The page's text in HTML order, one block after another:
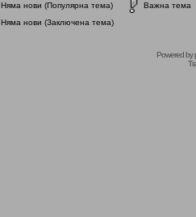
Няма нови (Популярна тема)
Важна тема
Няма нови (Заключена тема)
Powered by